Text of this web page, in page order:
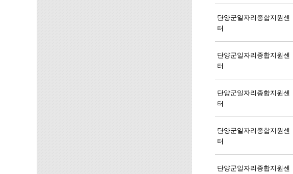
단양군일자리종합지원센
터
단양군일자리종합지원센
터
단양군일자리종합지원센
터
단양군일자리종합지원센
터
단양군일자리종합지원센